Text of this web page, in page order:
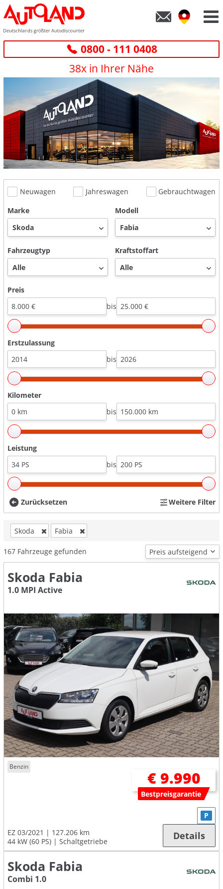
0800 - 111 0408
38x in Ihrer Nähe
Neuwagen Jahreswagen
Gebrauchtwagen
Marke
Modell
Fahrzeugtyp Kraftstoffart
Preis
bis
Erstzulassung
bis
Kilometer
bis
Leistung
bis
Zurücksetzen Weitere Filter
Skoda Fabia
167 Fahrzeuge gefunden
Skoda Fabia
1.0 MPI Active
Benzin
€ 9.990
Bestpreisgarantie
EZ 03/2021
127.206 km
44 kW (60 PS)
Schaltgetriebe
P
Details
Skoda Fabia
Combi 1.0